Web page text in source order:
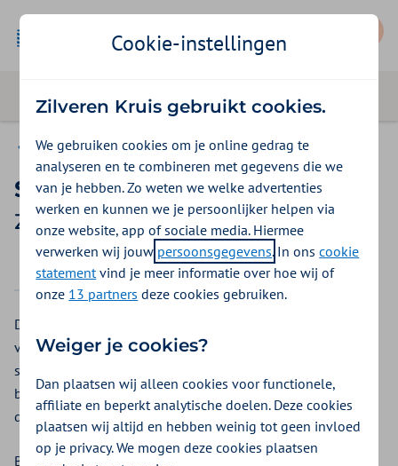
Vergoedingen
Slaapbril
Zilveren Kruis vergoeding 2026
2025 2026
De Somnoblue brillen verminderen de negatieve effecten
van blauw kunst- en daglicht op de biologische klok en de
slaap. Draag de bril ongeveer 1 uur voor het slapen. Al het
blauwe omgevingslicht wordt gefilterd om zo sneller in een
diepe slaap te vallen.
Bekijk de vergoedingen van:
Cookie-instellingen
Zilveren Kruis gebruikt cookies.
We gebruiken cookies om je online gedrag te
analyseren en te combineren met gegevens die we
van je hebben. Zo weten we welke advertenties
werken en kunnen we je persoonlijker helpen via
onze website, app of sociale media. Hiermee
verwerken wij jouw persoonsgegevens. In onscookie
statementvind je meer informatie over hoe wij of
onze 13 partners deze cookies gebruiken.
Weiger je cookies?
Dan plaatsen wij alleen cookies voor functionele,
affiliate en beperkt analytische doelen. Deze cookies
plaatsen wij altijd en hebben weinig tot geen invloed
op je privacy. We mogen deze cookies plaatsen